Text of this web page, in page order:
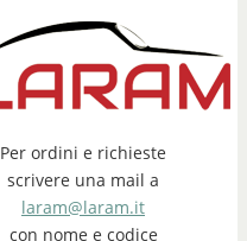
Per ordini e richieste
scrivere una mail a
laram@laram.it
con nome e codice